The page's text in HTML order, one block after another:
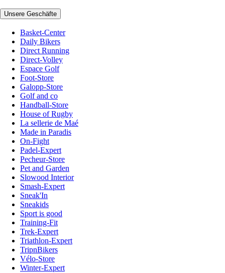
Unsere Geschäfte
Basket-Center
Daily Bikers
Direct Running
Direct-Volley
Espace Golf
Foot-Store
Galopp-Store
Golf and co
Handball-Store
House of Rugby
La sellerie de Maé
Made in Paradis
On-Fight
Padel-Expert
Pecheur-Store
Pet and Garden
Slowood Interior
Smash-Expert
Sneak'In
Sneakids
Sport is good
Training-Fit
Trek-Expert
Triathlon-Expert
TripnBikers
Vélo-Store
Winter-Expert